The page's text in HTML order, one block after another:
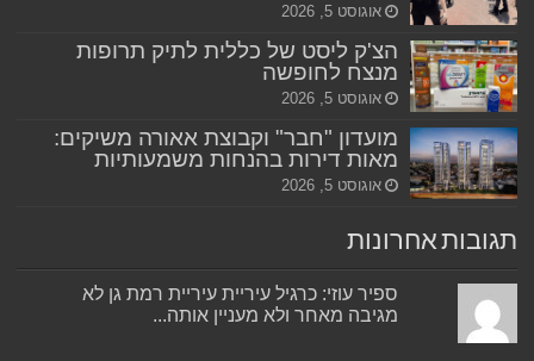
אוגוסט 5, 2026
הצ'ק ליסט של כללית לתיק תרופות
מנצח לחופשה
אוגוסט 5, 2026
מועדון "חבר" וקבוצת אאורה משיקים:
מאות דירות בהנחות משמעותיות
אוגוסט 5, 2026
תגובות אחרונות
ספיר עוזי: כרגיל עיריית עיריית רמת גן לא
מגיבה מאחר ולא מעניין אותה...